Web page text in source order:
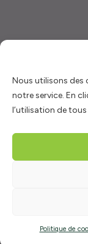
Nous utilisons des
notre service. En
l’utilisation de tous
Politique de
Les villes
© Terrasses et